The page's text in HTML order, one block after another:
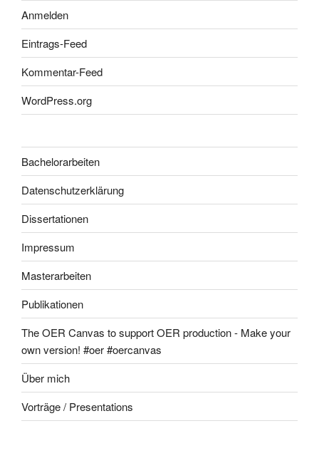
Anmelden
Eintrags-Feed
Kommentar-Feed
WordPress.org
Bachelorarbeiten
Datenschutzerklärung
Dissertationen
Impressum
Masterarbeiten
Publikationen
The OER Canvas to support OER production - Make your
own version! #oer #oercanvas
Über mich
Vorträge / Presentations